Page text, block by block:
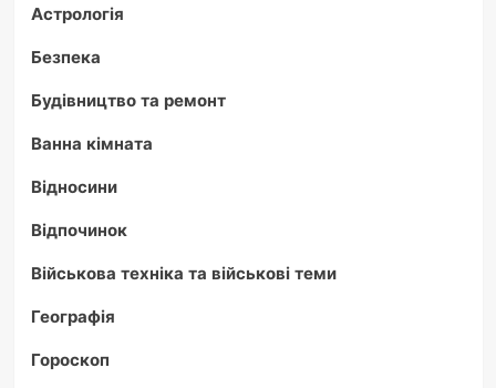
Астрологія
Безпека
Будівництво та ремонт
Ванна кімната
Відносини
Відпочинок
Військова техніка та військові теми
Географія
Гороскоп